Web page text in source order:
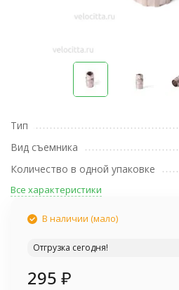
Тип
Вид съемника
Количество в одной упаковке
Все характеристики
В наличии (мало)
Отгрузка сегодня!
295 ₽